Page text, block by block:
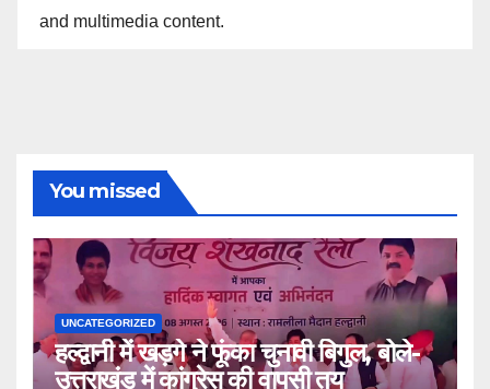
and multimedia content.
You missed
UNCATEGORIZED
हल्द्वानी में खड़गे ने फूंका चुनावी बिगुल, बोले-
उत्तराखंड में कांग्रेस की वापसी तय